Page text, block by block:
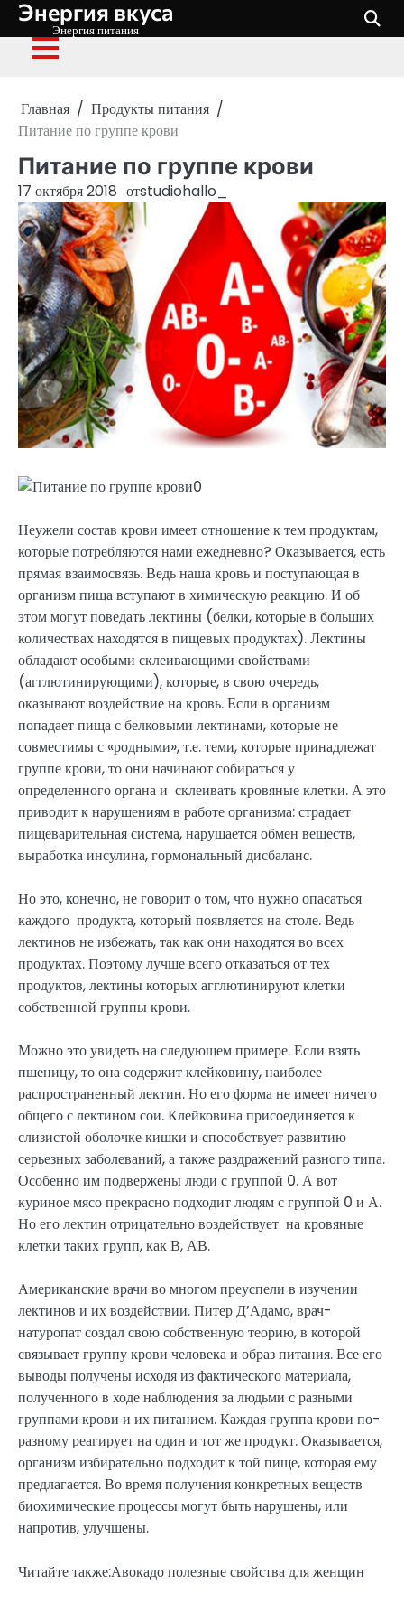
Перейти
содержимому
Энергия вкуса
Энергия питания
Главная
Продукты питания
Питание по группе крови
Питание по группе крови
17 октября 2018 отstudiohallo_
Неужели состав крови имеет отношение к тем продуктам,
которые потребляются нами ежедневно? Оказывается, есть
прямая взаимосвязь. Ведь наша кровь и поступающая в
организм пища вступают в химическую реакцию. И об
этом могут поведать лектины (белки, которые в больших
количествах находятся в пищевых продуктах). Лектины
обладают особыми склеивающими свойствами
(агглютинирующими), которые, в свою очередь,
оказывают воздействие на кровь. Если в организм
попадает пища с белковыми лектинами, которые не
совместимы с «родными», т.е. теми, которые принадлежат
группе крови, то они начинают собираться у
определенного органа и склеивать кровяные клетки. А это
приводит к нарушениям в работе организма: страдает
пищеварительная система, нарушается обмен веществ,
выработка инсулина, гормональный дисбаланс.
Но это, конечно, не говорит о том, что нужно опасаться
каждого продукта, который появляется на столе. Ведь
лектинов не избежать, так как они находятся во всех
продуктах. Поэтому лучше всего отказаться от тех
продуктов, лектины которых агглютинируют клетки
собственной группы крови.
Можно это увидеть на следующем примере. Если взять
пшеницу, то она содержит клейковину, наиболее
распространенный лектин. Но его форма не имеет ничего
общего с лектином сои. Клейковина присоединяется к
слизистой оболочке кишки и способствует развитию
серьезных заболеваний, а также раздражений разного типа.
Особенно им подвержены люди с группой 0. А вот
куриное мясо прекрасно подходит людям с группой 0 и А.
Но его лектин отрицательно воздействует на кровяные
клетки таких групп, как В, АВ.
Американские врачи во многом преуспели в изучении
лектинов и их воздействии. Питер Д’Адамо, врач-
натуропат создал свою собственную теорию, в которой
связывает группу крови человека и образ питания. Все его
выводы получены исходя из фактического материала,
полученного в ходе наблюдения за людьми с разными
группами крови и их питанием. Каждая группа крови по-
разному реагирует на один и тот же продукт. Оказывается,
организм избирательно подходит к той пище, которая ему
предлагается. Во время получения конкретных веществ
биохимические процессы могут быть нарушены, или
напротив, улучшены.
Читайте также:Авокадо полезные свойства для женщин